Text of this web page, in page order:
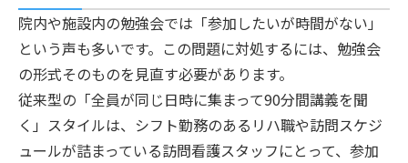
院内や施設内の勉強会では「参加したいが時間がない」
という声も多いです。この問題に対処するには、勉強会
の形式そのものを見直す必要があります。
従来型の「全員が同じ日時に集まって90分間講義を聞
く」スタイルは、シフト勤務のあるリハ職や訪問スケジ
ュールが詰まっている訪問看護スタッフにとって、参加